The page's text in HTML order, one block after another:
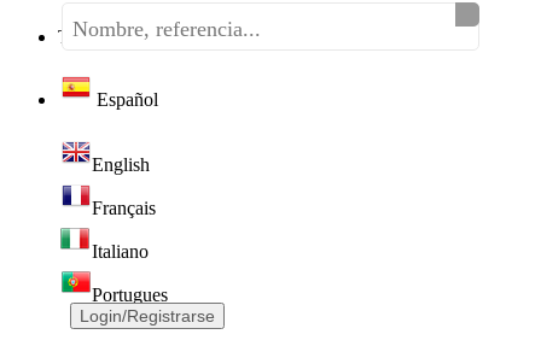
Teléfono:(+34) 968 320 046
Español
English
Français
Italiano
Portugues
Login/Registrarse